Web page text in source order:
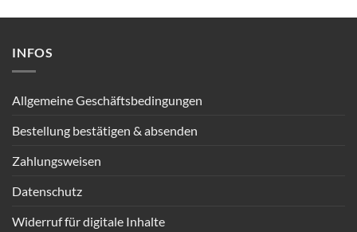
INFOS
Allgemeine Geschäftsbedingungen
Bestellung bestätigen & absenden
Zahlungsweisen
Datenschutz
Widerruf für digitale Inhalte